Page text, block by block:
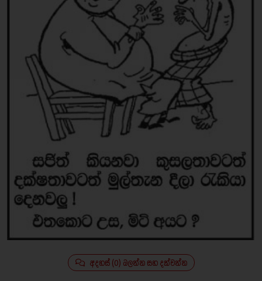
අදහස් (0) බලන්න සහ දක්වන්න